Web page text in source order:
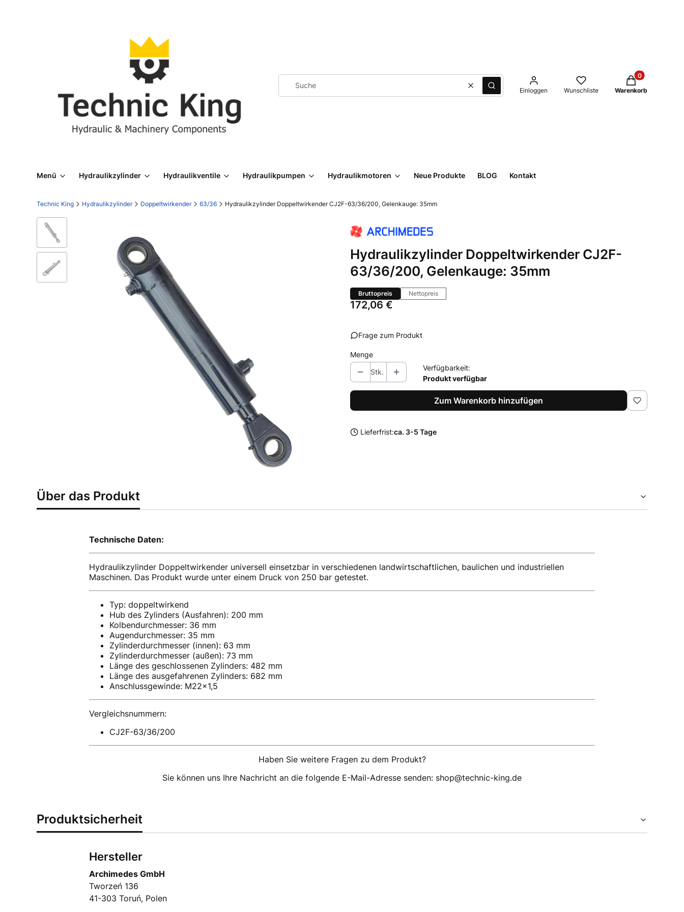
LöschenSuche Einloggen Wunschliste
Produkte im
Warenkorb
Menü Hydraulikzylinder Hydraulikventile Hydraulikpumpen Hydraulikmotoren Neue Produkte BLOG Kontakt
Technic King Hydraulikzylinder Doppeltwirkender 63/36 Hydraulikzylinder Doppeltwirkender CJ2F-63/36/200, Gelenkauge: 35mm
Hydraulikzylinder Doppeltwirkender CJ2F-
63/36/200, Gelenkauge: 35mm
Bruttopreis Nettopreis
Preis
172,06 €
Frage zum Produkt
Menge
Stk.
Verfügbarkeit:
Produkt verfügbar
Zum Warenkorb hinzufügen
Lieferfrist:ca. 3-5 Tage
Über das Produkt
Technische Daten:
Hydraulikzylinder Doppeltwirkender universell einsetzbar in verschiedenen landwirtschaftlichen, baulichen und industriellen
Maschinen. Das Produkt wurde unter einem Druck von 250 bar getestet.
Typ: doppeltwirkend
Hub des Zylinders (Ausfahren): 200 mm
Kolbendurchmesser: 36 mm
Augendurchmesser: 35 mm
Zylinderdurchmesser (innen): 63 mm
Zylinderdurchmesser (außen): 73 mm
Länge des geschlossenen Zylinders: 482 mm
Länge des ausgefahrenen Zylinders: 682 mm
Anschlussgewinde: M22x1,5
Vergleichsnummern:
CJ2F-63/36/200
Haben Sie weitere Fragen zu dem Produkt?
Sie können uns Ihre Nachricht an die folgende E-Mail-Adresse senden: shop@technic-king.de
Produktsicherheit
Hersteller
Archimedes GmbH
Tworzeń 136
41-303 Toruń, Polen